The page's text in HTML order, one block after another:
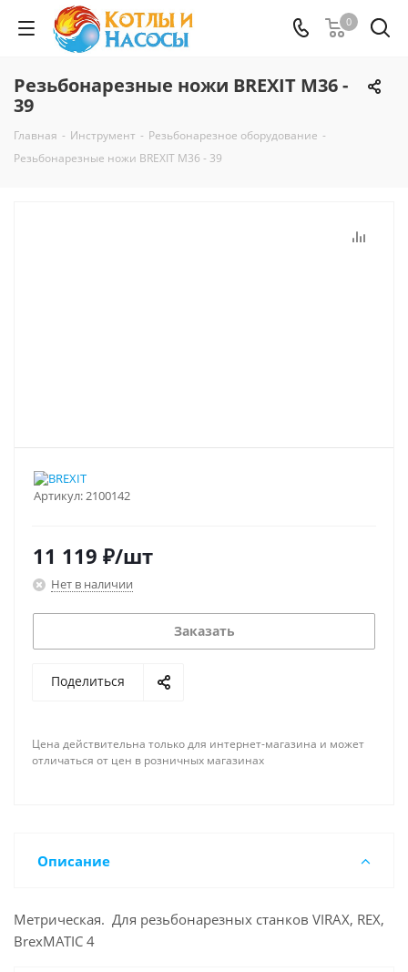
0
Резьбонарезные ножи BREXIT М36 -
39
Главная - Инструмент - Резьбонарезное оборудование -
Резьбонарезные ножи BREXIT М36 - 39
Артикул:2100142
11 119 ₽/шт
Нет в наличии
Заказать
Поделиться
Цена действительна только для интернет-магазина и может
отличаться от цен в розничных магазинах
Описание
Метрическая. Для резьбонарезных станков VIRAX, REX,
BrexMATIC 4